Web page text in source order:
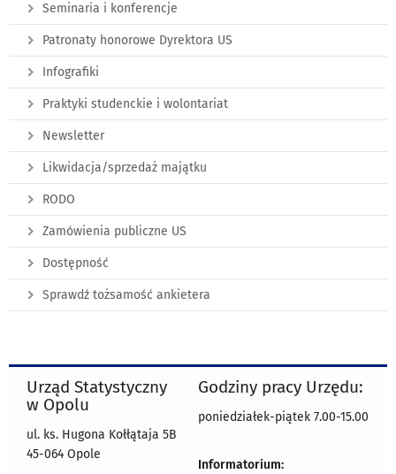
Seminaria i konferencje
Patronaty honorowe Dyrektora US
Infografiki
Praktyki studenckie i wolontariat
Newsletter
Likwidacja/sprzedaż majątku
RODO
Zamówienia publiczne US
Dostępność
Sprawdź tożsamość ankietera
Urząd Statystyczny
w Opolu
ul. ks. Hugona Kołłątaja 5B
45-064 Opole
Godziny pracy Urzędu:
poniedziałek-piątek 7.00-15.00
Informatorium: